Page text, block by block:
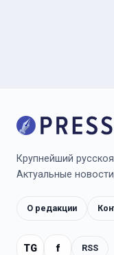
Крупнейший
Актуальные
О редакции
TG f RSS